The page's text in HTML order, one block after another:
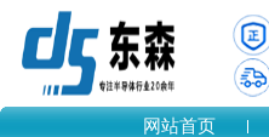
网站首页